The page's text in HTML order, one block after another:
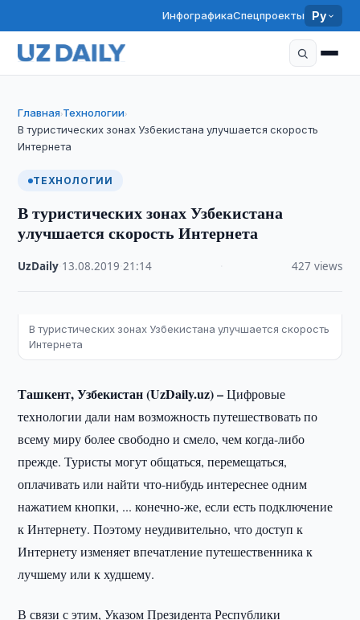
ИнфографикаСпецпроекты Ру
Главная›Технологии›
В туристических зонах Узбекистана улучшается скорость
Интернета
ТЕХНОЛОГИИ
В туристических зонах Узбекистана
улучшается скорость Интернета
UzDaily 13.08.2019 ·21:14 427 views
В туристических зонах Узбекистана улучшается скорость
Интернета
Ташкент, Узбекистан (UzDaily.uz) –Цифровые
технологии дали нам возможность путешествовать по
всему миру более свободно и смело, чем когда-либо
прежде. Туристы могут общаться, перемещаться,
оплачивать или найти что-нибудь интереснее одним
нажатием кнопки, ... конечно-же, если есть подключение
к Интернету. Поэтому неудивительно, что доступ к
Интернету изменяет впечатление путешественника к
лучшему или к худшему.
В связи с этим, Указом Президента Республики